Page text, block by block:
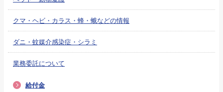
クマ・ヘビ・カラス・蜂・蛾などの情報
ダニ・蚊媒介感染症・シラミ
業務委託について
給付金